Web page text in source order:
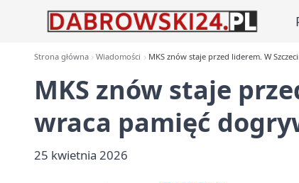
Strona główna Wiadomości MKS znów staje przed liderem. W
MKS znów staje
wraca pamięć
25 kwietnia 2026